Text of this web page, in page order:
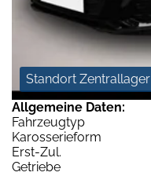
Standort Zentrallager
Allgemeine Daten:
Fahrzeugtyp
Karosserieform
Erst-Zul.
Getriebe